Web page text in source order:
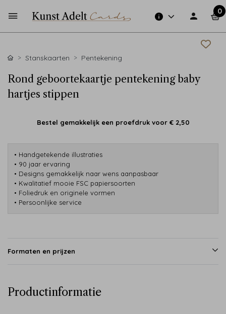
0
Stanskaarten Pentekening
Rond geboortekaartje pentekening baby
hartjes stippen
Bestel gemakkelijk een proefdruk voor € 2,50
• Handgetekende illustraties
• 90 jaar ervaring
• Designs gemakkelijk naar wens aanpasbaar
• Kwalitatief mooie FSC papiersoorten
• Foliedruk en originele vormen
• Persoonlijke service
Formaten en prijzen
Productinformatie